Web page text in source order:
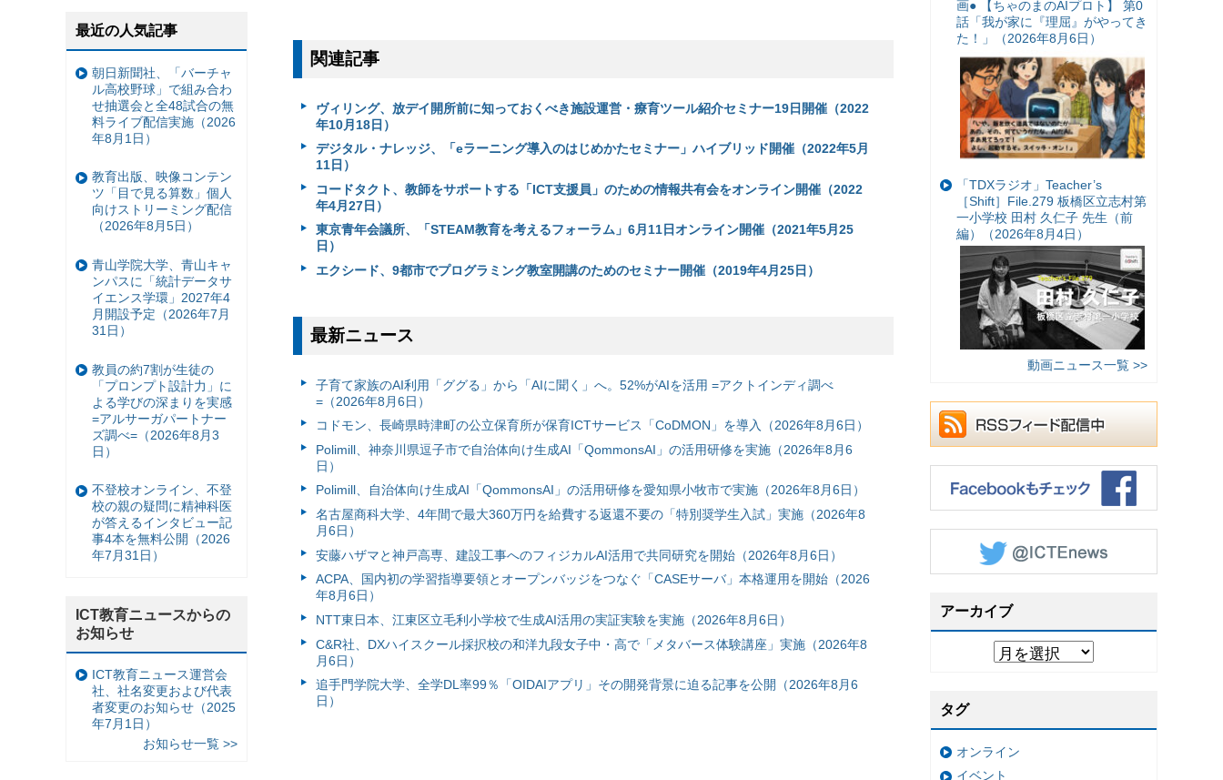
関連記事
ヴィリング、放デイ開所前に知っておくべき施設運営・療育ツール紹介セミナー19日開催（2022
年10月18日）
デジタル・ナレッジ、「eラーニング導入のはじめかたセミナー」ハイブリッド開催（2022年5月
11日）
コードタクト、教師をサポートする「ICT支援員」のための情報共有会をオンライン開催（2022
年4月27日）
東京青年会議所、「STEAM教育を考えるフォーラム」6月11日オンライン開催（2021年5月25
日）
エクシード、9都市でプログラミング教室開講のためのセミナー開催（2019年4月25日）
最新ニュース
子育て家族のAI利用「ググる」から「AIに聞く」へ。52%がAIを活用 =アクトインディ調べ
=（2026年8月6日）
コドモン、長崎県時津町の公立保育所が保育ICTサービス「CoDMON」を導入（2026年8月6日）
Polimill、神奈川県逗子市で自治体向け生成AI「QommonsAI」の活用研修を実施（2026年8月6
日）
Polimill、自治体向け生成AI「QommonsAI」の活用研修を愛知県小牧市で実施（2026年8月6日）
名古屋商科大学、4年間で最大360万円を給費する返還不要の「特別奨学生入試」実施（2026年8
月6日）
安藤ハザマと神戸高専、建設工事へのフィジカルAI活用で共同研究を開始（2026年8月6日）
ACPA、国内初の学習指導要領とオープンバッジをつなぐ「CASEサーバ」本格運用を開始（2026
年8月6日）
NTT東日本、江東区立毛利小学校で生成AI活用の実証実験を実施（2026年8月6日）
C&R社、DXハイスクール採択校の和洋九段女子中・高で「メタバース体験講座」実施（2026年8
月6日）
追手門学院大学、全学DL率99％「OIDAIアプリ」その開発背景に迫る記事を公開（2026年8月6
日）
画● 【ちゃのまのAIプロト】 第0
話「我が家に『理屈』がやってき
た！」（2026年8月6日）
「TDXラジオ」Teacher’s
［Shift］File.279 板橋区立志村第
一小学校 田村 久仁子 先生（前
編）（2026年8月4日）
動画ニュース一覧 >>
アーカイブ
タグ
オンライン
イベント
最近の人気記事
朝日新聞社、「バーチャ
ル高校野球」で組み合わ
せ抽選会と全48試合の無
料ライブ配信実施（2026
年8月1日）
教育出版、映像コンテン
ツ「目で見る算数」個人
向けストリーミング配信
（2026年8月5日）
青山学院大学、青山キャ
ンパスに「統計データサ
イエンス学環」2027年4
月開設予定（2026年7月
31日）
教員の約7割が生徒の
「プロンプト設計力」に
よる学びの深まりを実感
=アルサーガパートナー
ズ調べ=（2026年8月3
日）
不登校オンライン、不登
校の親の疑問に精神科医
が答えるインタビュー記
事4本を無料公開（2026
年7月31日）
ICT教育ニュースからの
お知らせ
ICT教育ニュース運営会
社、社名変更および代表
者変更のお知らせ（2025
年7月1日）
お知らせ一覧 >>